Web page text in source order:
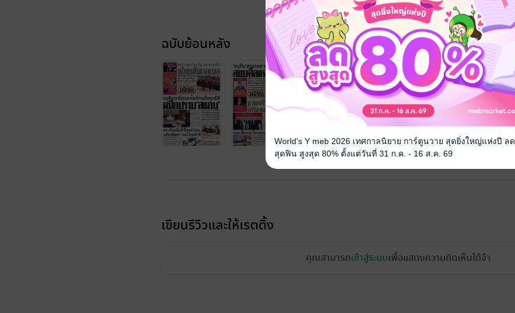
ฉบับย้อนหลัง
เขียนรีวิวและให้เรตติ้ง
คุณสามารถเข้าสู่ระบบเพื่อแสดงความคิดเห็นได้จ้า
World's Y meb 2026 เทศกาลนิยาย การ์ตูนวาย สุดยิ่งใหญ่แห่งปี ลด
สุดฟิน สูงสุด 80% ตั้งแต่วันที่ 31 ก.ค. - 16 ส.ค. 69